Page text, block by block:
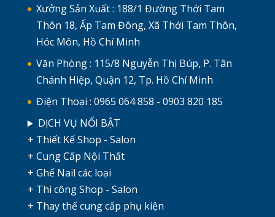
Xưởng Sản Xuất : 188/1 Đường Thới Tam
Thôn 18, Ấp Tam Đông, Xã Thới Tam Thôn,
Hóc Môn, Hồ Chí Minh
Văn Phòng : 115/8 Nguyễn Thị Búp, P. Tân
Chánh Hiệp, Quận 12, Tp. Hồ Chí Minh
Điện Thoại : 0965 064 858 - 0903 820 185
DỊCH VỤ NỔI BẬT
+ Thiết Kế Shop - Salon
+ Cung Cấp Nội Thất
+ Ghế Nail các loại
+ Thi công Shop - Salon
+ Thay thế cung cấp phụ kiện